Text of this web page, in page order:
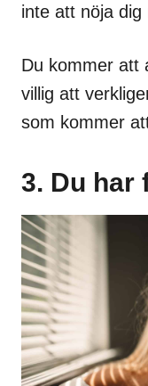
inte att nöja
Du kommer att
villig att
som kommer
3. Du har